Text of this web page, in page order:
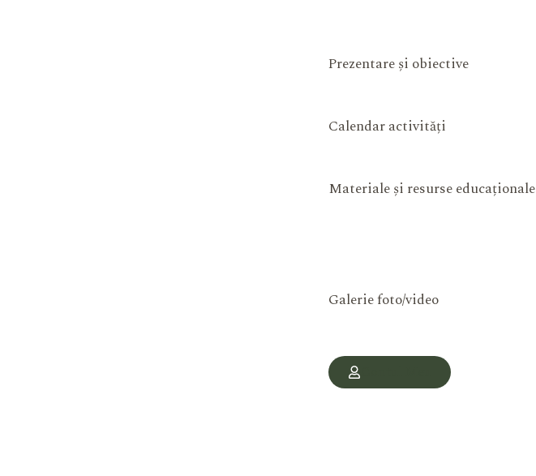
Prezentare și obiective
Calendar activități
Materiale și resurse educaționale
Galerie foto/video